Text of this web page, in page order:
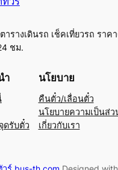
ารางเดินรถ เช็คเที่ยวรถ ราค
ชม.
ำ
ดรับตั๋ว
นโยบาย
คืนตั๋ว/เลื่อนตั๋ว
นโยบายความเป็นส่ว
เกี่ยวกับเรา